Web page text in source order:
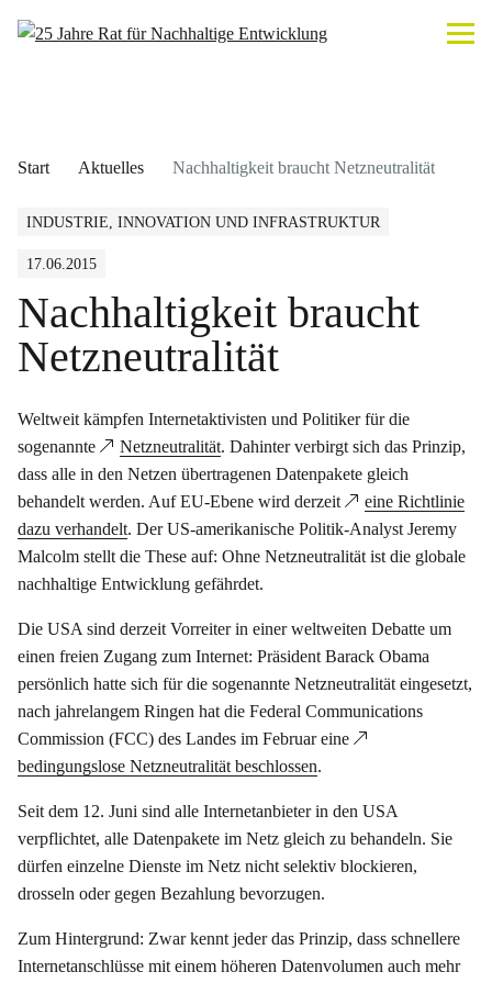
Start Aktuelles Nachhaltigkeit braucht Netzneutralität
INDUSTRIE, INNOVATION UND INFRASTRUKTUR
17.06.2015
Nachhaltigkeit braucht
Netzneutralität
Weltweit kämpfen Internetaktivisten und Politiker für die
sogenannte
Netzneutralität. Dahinter verbirgt sich das Prinzip,
dass alle in den Netzen übertragenen Datenpakete gleich
behandelt werden. Auf EU-Ebene wird derzeit
eine Richtlinie
dazu verhandelt. Der US-amerikanische Politik-Analyst Jeremy
Malcolm stellt die These auf: Ohne Netzneutralität ist die globale
nachhaltige Entwicklung gefährdet.
Die USA sind derzeit Vorreiter in einer weltweiten Debatte um
einen freien Zugang zum Internet: Präsident Barack Obama
persönlich hatte sich für die sogenannte Netzneutralität eingesetzt,
nach jahrelangem Ringen hat die Federal Communications
Commission (FCC) des Landes im Februar eine
bedingungslose Netzneutralität beschlossen.
Seit dem 12. Juni sind alle Internetanbieter in den USA
verpflichtet, alle Datenpakete im Netz gleich zu behandeln. Sie
dürfen einzelne Dienste im Netz nicht selektiv blockieren,
drosseln oder gegen Bezahlung bevorzugen.
Zum Hintergrund: Zwar kennt jeder das Prinzip, dass schnellere
Internetanschlüsse mit einem höheren Datenvolumen auch mehr